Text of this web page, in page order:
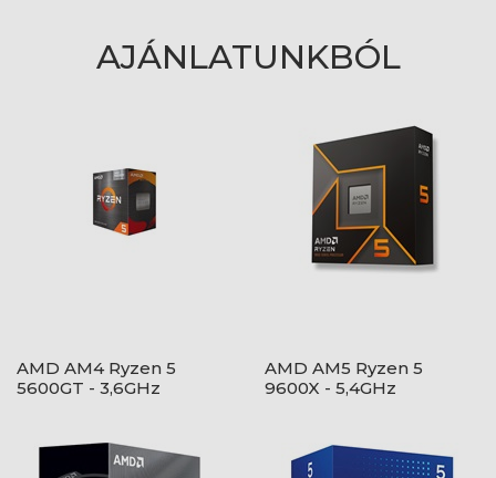
AJÁNLATUNKBÓL
AMD AM4 Ryzen 5
5600GT - 3,6GHz
AMD AM5 Ryzen 5
9600X - 5,4GHz